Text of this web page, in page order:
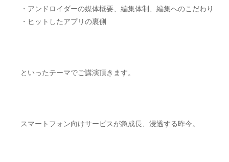
・アンドロイダーの媒体概要、編集体制、編集へのこだわり
・ヒットしたアプリの裏側
といったテーマでご講演頂きます。
スマートフォン向けサービスが急成長、浸透する昨今。